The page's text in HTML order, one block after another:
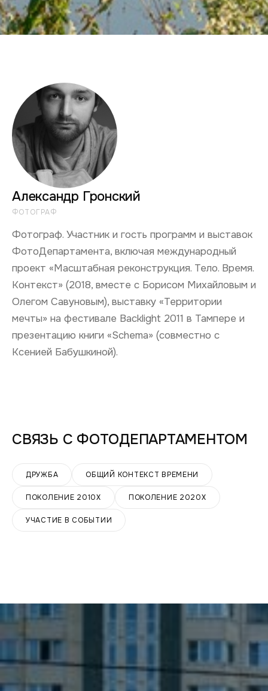
Александр Гронский
ФОТОГРАФ
Фотограф. Участник и гость программ и выставок
ФотоДепартамента, включая международный
проект «Масштабная реконструкция. Тело. Время.
Контекст» (2018, вместе с Борисом Михайловым и
Олегом Савуновым), выставку «Территории
мечты» на фестивале Backlight 2011 в Тампере и
презентацию книги «Schema» (совместно с
Ксенией Бабушкиной).
СВЯЗЬ С ФОТОДЕПАРТАМЕНТОМ
ДРУЖБА ОБЩИЙ КОНТЕКСТ ВРЕМЕНИ
ПОКОЛЕНИЕ 2010Х ПОКОЛЕНИЕ 2020Х
УЧАСТИЕ В СОБЫТИИ